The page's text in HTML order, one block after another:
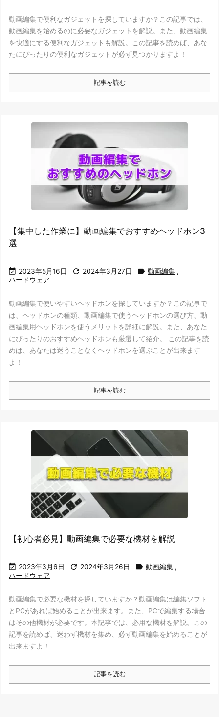
動画編集で便利なガジェットを探していますか？この記事では、
動画編集を始めるのに必要なガジェットを解説。また、動画編集
を快適にする便利なガジェットも解説。この記事を読めば、あな
たにぴったりの便利なガジェットが必ず見つかりますよ！
記事を読む
【集中した作業に】動画編集でおすすめヘッドホン3
選
 2023年5月16日  2024年3月27日  動画編集 ,
ハードウェア
動画編集で使いやすいヘッドホンを探していますか？この記事で
は、ヘッドホンの種類、動画編集で使うヘッドホンの選び方、動
画編集用ヘッドホンを使うメリットを詳細に解説。また、あなた
にぴったりのおすすめヘッドホンも厳選して紹介。 この記事を読
めば、あなたは迷うことなくヘッドホンを選ぶことが出来ます
よ！
記事を読む
【初心者必見】動画編集で必要な機材を解説
 2023年3月6日  2024年3月26日  動画編集 ,
ハードウェア
動画編集で必要な機材を探していますか？動画編集は編集ソフト
とPCがあれば始めることが出来ます。また、PCで編集する場合
はその他機材が必要です。本記事では、必用な機材を解説。この
記事を読めば、迷わず機材を集め、必ず動画編集を始めることが
出来ますよ！
記事を読む